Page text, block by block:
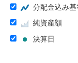
分配金込み
純資産額
決算日